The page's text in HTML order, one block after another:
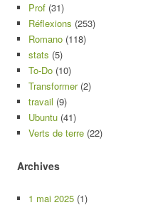
Prof (31)
Réflexions (253)
Romano (118)
stats (5)
To-Do (10)
Transformer(2)
travail (9)
Ubuntu (41)
Verts de terre (22)
Archives
1 mai 2025 (1)